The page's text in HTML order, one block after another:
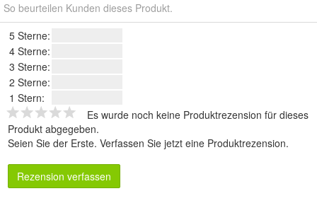
So beurteilen Kunden dieses Produkt.
5 Sterne:
4 Sterne:
3 Sterne:
2 Sterne:
1 Stern:
Es wurde noch keine Produktrezension für dieses
Produkt abgegeben.
Seien Sie der Erste. Verfassen Sie jetzt eine Produktrezension.
Rezension verfassen